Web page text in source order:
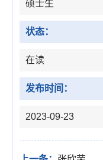
硕士生
状态：
在读
发布时间：
2023-09-23